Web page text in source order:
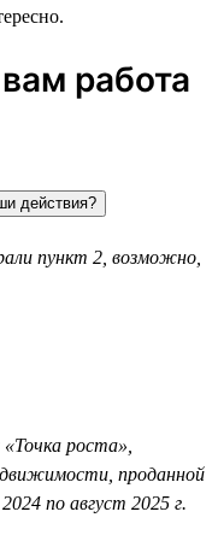
работа
действия?
пункт 2, возможно,
роста»,
проданной
по август 2025 г.